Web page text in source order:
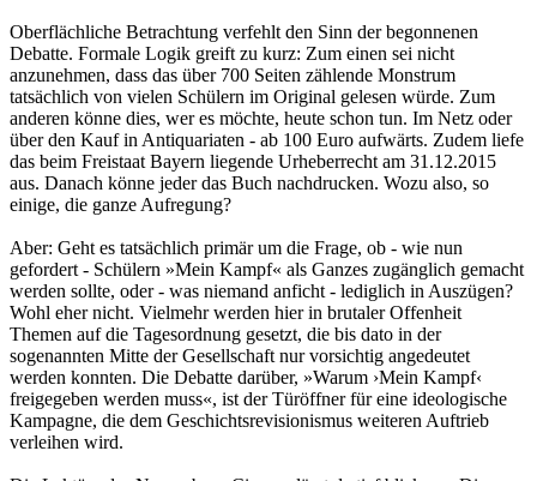
Oberflächliche Betrachtung verfehlt den Sinn der begonnenen
Debatte. Formale Logik greift zu kurz: Zum einen sei nicht
anzunehmen, dass das über 700 Seiten zählende Monstrum
tatsächlich von vielen Schülern im Original gelesen würde. Zum
anderen könne dies, wer es möchte, heute schon tun. Im Netz oder
über den Kauf in Antiquariaten - ab 100 Euro aufwärts. Zudem liefe
das beim Freistaat Bayern liegende Urheberrecht am 31.12.2015
aus. Danach könne jeder das Buch nachdrucken. Wozu also, so
einige, die ganze Aufregung?
Aber: Geht es tatsächlich primär um die Frage, ob - wie nun
gefordert - Schülern »Mein Kampf« als Ganzes zugänglich gemacht
werden sollte, oder - was niemand anficht - lediglich in Auszügen?
Wohl eher nicht. Vielmehr werden hier in brutaler Offenheit
Themen auf die Tagesordnung gesetzt, die bis dato in der
sogenannten Mitte der Gesellschaft nur vorsichtig angedeutet
werden konnten. Die Debatte darüber, »Warum ›Mein Kampf‹
freigegeben werden muss«, ist der Türöffner für eine ideologische
Kampagne, die dem Geschichtsrevisionismus weiteren Auftrieb
verleihen wird.